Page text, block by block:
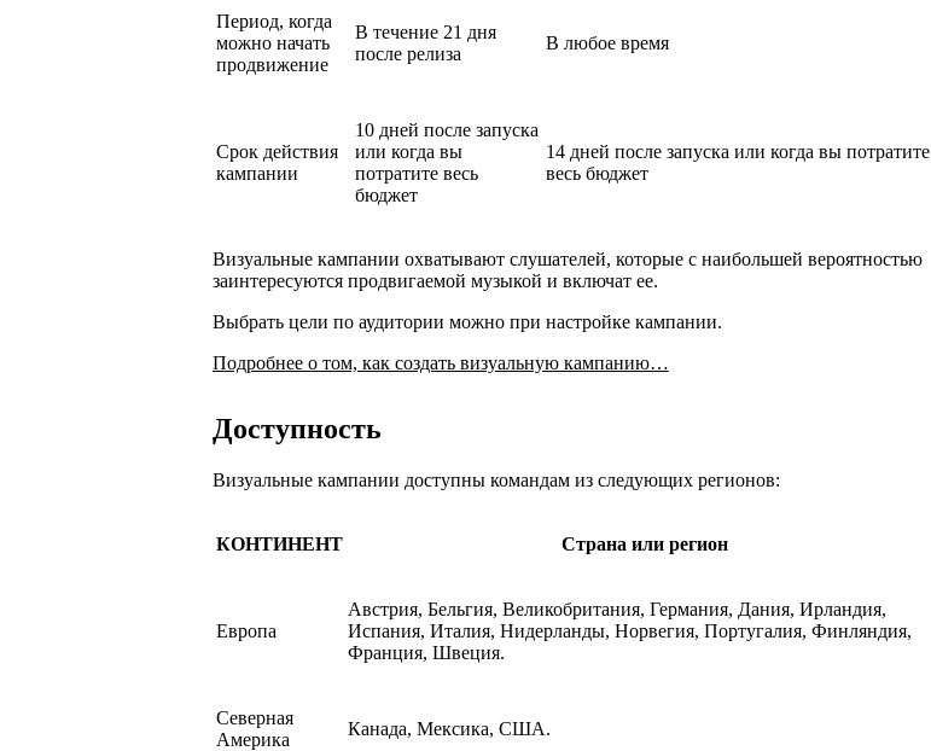
Период, когда
можно начать
продвижение
В течение 21 дня
после релиза
В любое время
Срок действия
кампании
10 дней после запуска
или когда вы
потратите весь
бюджет
14 дней после запуска или когда вы потратите
весь бюджет
Визуальные кампании охватывают слушателей, которые с наибольшей вероятностью
заинтересуются продвигаемой музыкой и включат ее.
Выбрать цели по аудитории можно при настройке кампании.
Подробнее о том, как создать визуальную кампанию…
Доступность
Визуальные кампании доступны командам из следующих регионов:
КОНТИНЕНТ Страна или регион
Европа
Австрия, Бельгия, Великобритания, Германия, Дания, Ирландия,
Испания, Италия, Нидерланды, Норвегия, Португалия, Финляндия,
Франция, Швеция.
Северная
Америка
Канада, Мексика, США.